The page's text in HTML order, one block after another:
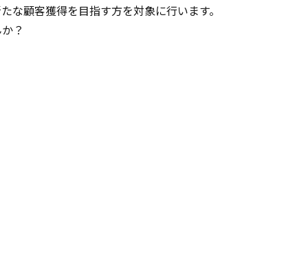
顧客獲得を目指す方を対象に行います。
？